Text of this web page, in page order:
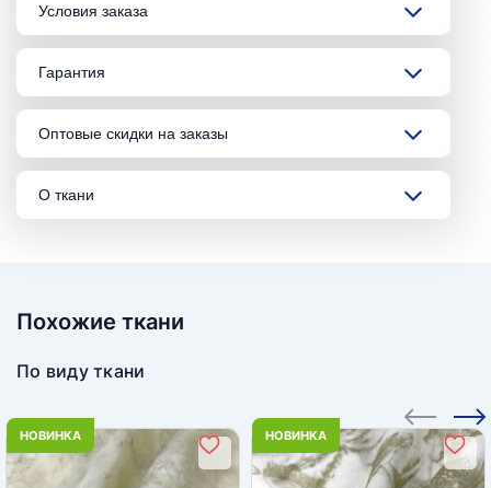
Условия заказа
Гарантия
Оптовые скидки на заказы
О ткани
Похожие ткани
По виду ткани
НОВИНКА НОВИНКА